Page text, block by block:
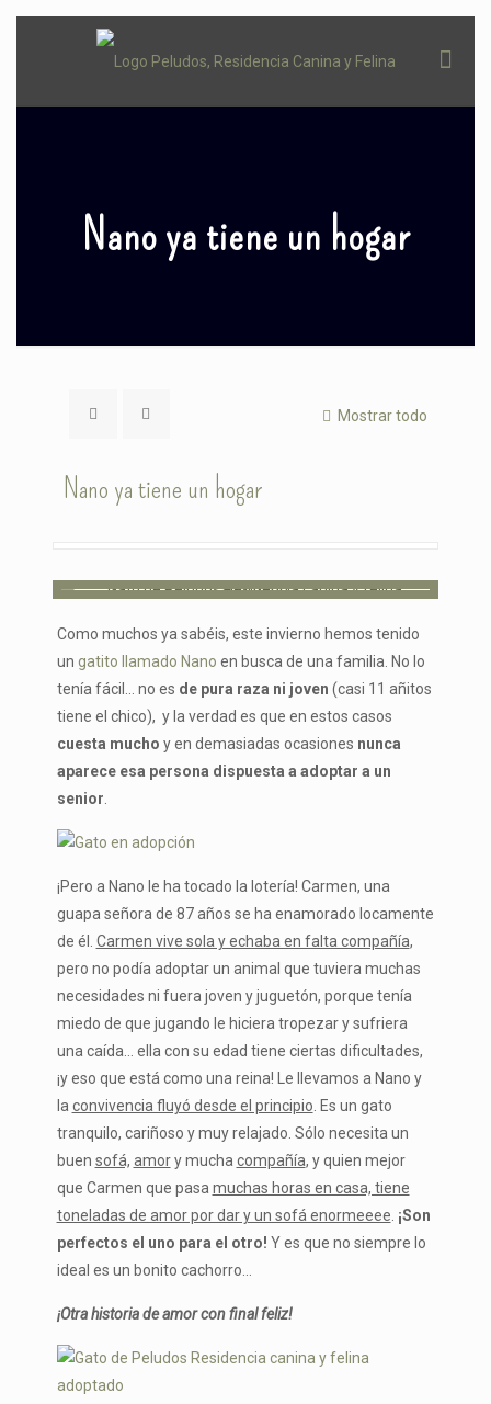
Nano ya tiene un hogar
Mostrar todo
Nano ya tiene un hogar
Como muchos ya sabéis, este invierno hemos tenido
un gatito llamado Nano en busca de una familia. No lo
tenía fácil… no es de pura raza ni joven (casi 11 añitos
tiene el chico), y la verdad es que en estos casos
cuesta mucho y en demasiadas ocasiones nunca
aparece esa persona dispuesta a adoptar a un
senior
¡Pero a Nano le ha tocado la lotería! Carmen, una
guapa señora de 87 años se ha enamorado locamente
de él. Carmen vive sola y echaba en falta compañía,
pero no podía adoptar un animal que tuviera muchas
necesidades ni fuera joven y juguetón, porque tenía
miedo de que jugando le hiciera tropezar y sufriera
una caída… ella con su edad tiene ciertas dificultades,
¡y eso que está como una reina! Le llevamos a Nano y
la convivencia fluyó desde el principio . Es un gato
tranquilo, cariñoso y muy relajado. Sólo necesita un
buen sofá, amory mucha compañía, y quien mejor
que Carmen que pasa muchas horas en casa, tiene
toneladas de amor por dar y un sofá enormeeee ¡Son
perfectos el uno para el otro! Y es que no siempre lo
ideal es un bonito cachorro…
¡Otra historia de amor con final feliz!